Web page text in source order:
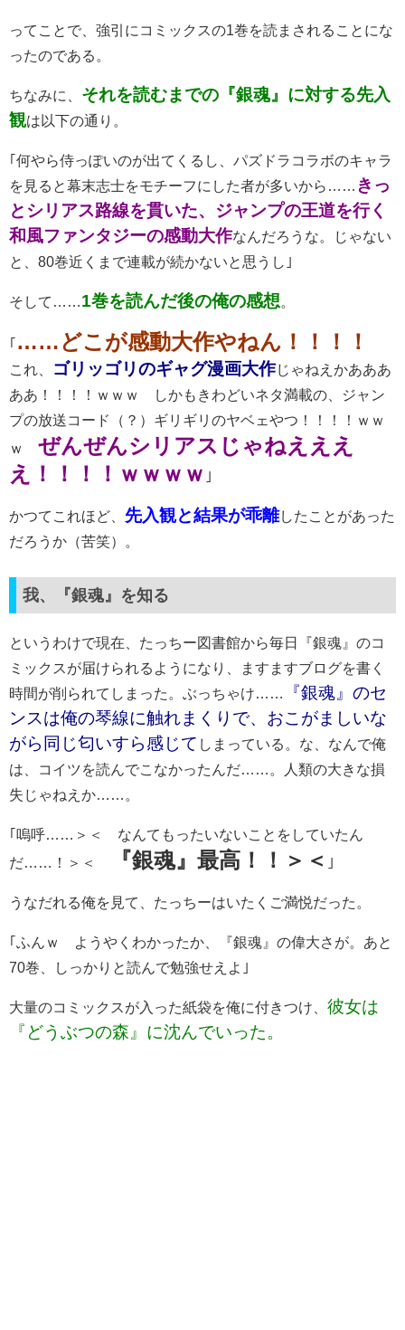
ってことで、強引にコミックスの1巻を読まされることにな
ったのである。
ちなみに、 それを読むまでの『銀魂』に対する先入
観は以下の通り。
｢何やら侍っぽいのが出てくるし、パズドラコラボのキャラ
を見ると幕末志士をモチーフにした者が多いから……
きっ
とシリアス路線を貫いた、ジャンプの王道を行く
和風ファンタジーの感動大作なんだろうな。じゃない
と、80巻近くまで連載が続かないと思うし｣
そして…… 1巻を読んだ後の俺の感想
……どこが感動大作やねん！！！！
これ、 ゴリッゴリのギャグ漫画大作じゃねえかあああ
ああ！！！！ｗｗｗ しかもきわどいネタ満載の、ジャン
プの放送コード（？）ギリギリのヤベェやつ！！！！ｗｗ
ｗ ぜんぜんシリアスじゃねえええ
え！！！！ｗｗｗｗ ｣
かつてこれほど、 先入観と結果が乖離したことがあった
だろうか（苦笑）。
我、『銀魂』を知る
というわけで現在、たっちー図書館から毎日『銀魂』のコ
ミックスが届けられるようになり、ますますブログを書く
時間が削られてしまった。ぶっちゃけ……
『銀魂』のセ
ンスは俺の琴線に触れまくりで、おこがましいな
がら同じ匂いすら感じて しまっている。な、なんで俺
は、コイツを読んでこなかったんだ……。人類の大きな損
失じゃねえか……。
｢嗚呼……＞＜ なんてもったいないことをしていたん
だ……！＞＜
『銀魂』最高！！＞＜ ｣
うなだれる俺を見て、たっちーはいたくご満悦だった。
｢ふんｗ ようやくわかったか、『銀魂』の偉大さが。あと
70巻、しっかりと読んで勉強せえよ｣
大量のコミックスが入った紙袋を俺に付きつけ、 彼女は
『どうぶつの森』に沈んでいった。